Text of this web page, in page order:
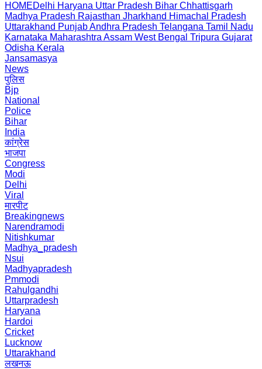
HOMEDelhi Haryana Uttar Pradesh Bihar Chhattisgarh
Madhya Pradesh Rajasthan Jharkhand Himachal Pradesh
Uttarakhand PunjabAndhra Pradesh Telangana Tamil Nadu
Karnataka Maharashtra Assam West Bengal Tripura Gujarat
Odisha Kerala
Jansamasya
News
पुलिस
Bjp
National
Police
Bihar
India
कांग्रेस
भाजपा
Congress
Modi
Delhi
Viral
मारपीट
Breakingnews
Narendramodi
Nitishkumar
Madhya_pradesh
Nsui
Madhyapradesh
Pmmodi
Rahulgandhi
Uttarpradesh
Haryana
Hardoi
Cricket
Lucknow
Uttarakhand
लखनऊ